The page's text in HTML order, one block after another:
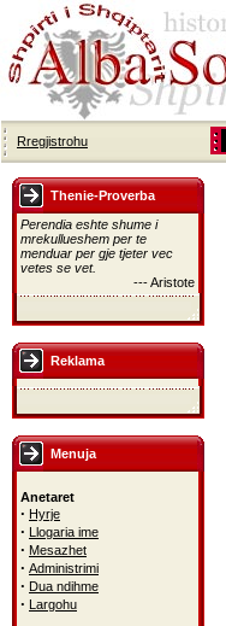
Rregjistrohu
Thenie-Proverba
Perendia eshte shume i
mrekullueshem per te
menduar per gje tjeter vec
vetes se vet.
--- Aristote
Reklama
Menuja
Anetaret
· Hyrje
· Llogaria ime
· Mesazhet
· Administrimi
· Dua ndihme
· Largohu